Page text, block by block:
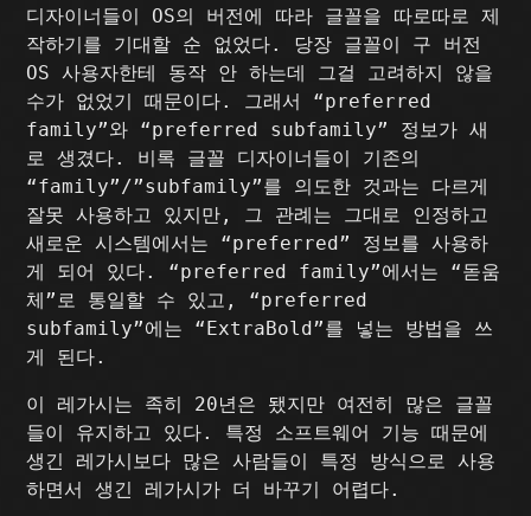
디자이너들이 OS의 버전에 따라 글꼴을 따로따로 제
작하기를 기대할 순 없었다. 당장 글꼴이 구 버전
OS 사용자한테 동작 안 하는데 그걸 고려하지 않을
수가 없었기 때문이다. 그래서 “preferred
family”와 “preferred subfamily” 정보가 새
로 생겼다. 비록 글꼴 디자이너들이 기존의
“family”/”subfamily”를 의도한 것과는 다르게
잘못 사용하고 있지만, 그 관례는 그대로 인정하고
새로운 시스템에서는 “preferred” 정보를 사용하
게 되어 있다. “preferred family”에서는 “돋움
체”로 통일할 수 있고, “preferred
subfamily”에는 “ExtraBold”를 넣는 방법을 쓰
게 된다.
이 레가시는 족히 20년은 됐지만 여전히 많은 글꼴
들이 유지하고 있다. 특정 소프트웨어 기능 때문에
생긴 레가시보다 많은 사람들이 특정 방식으로 사용
하면서 생긴 레가시가 더 바꾸기 어렵다.